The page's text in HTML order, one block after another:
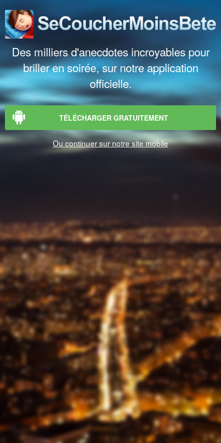
Des milliers d'anecdotes incroyables pour
briller en soirée, sur notre application
officielle.
TÉLÉCHARGER GRATUITEMENT
Ou continuer sur notre site mobile